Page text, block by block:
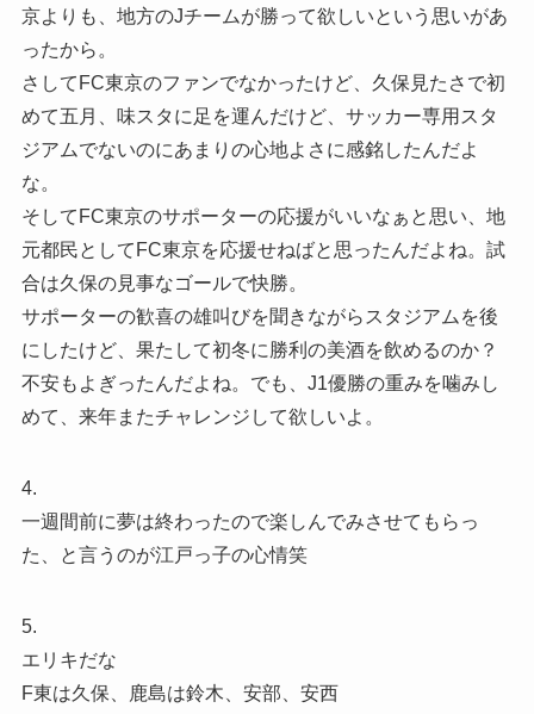
京よりも、地方のJチームが勝って欲しいという思いがあ
ったから。
さしてFC東京のファンでなかったけど、久保見たさで初
めて五月、味スタに足を運んだけど、サッカー専用スタ
ジアムでないのにあまりの心地よさに感銘したんだよ
な。
そしてFC東京のサポーターの応援がいいなぁと思い、地
元都民としてFC東京を応援せねばと思ったんだよね。試
合は久保の見事なゴールで快勝。
サポーターの歓喜の雄叫びを聞きながらスタジアムを後
にしたけど、果たして初冬に勝利の美酒を飲めるのか？
不安もよぎったんだよね。でも、J1優勝の重みを噛みし
めて、来年またチャレンジして欲しいよ。
4.
一週間前に夢は終わったので楽しんでみさせてもらっ
た、と言うのが江戸っ子の心情笑
5.
エリキだな
F東は久保、鹿島は鈴木、安部、安西